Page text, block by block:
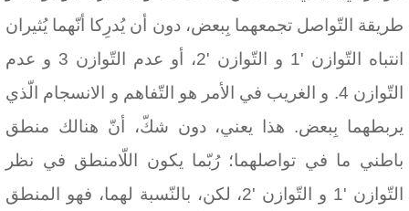
طريقة التّواصل تجمعهما بِبعض، دون أن يُدرِكا أنّهما يُثيران
انتباه التّوازن '1 و التّوازن '2، أو عدم التّوازن 3 و عدم
التّوازن 4. و الغريب في الأمر هو التّفاهم و الانسجام الّذي
يربطهما بِبعض. هذا يعني، دون شكّ، أنّ هنالك منطق
باطني ما في تواصلهما؛ رُبّما يكون اللّامنطق في نظر
التّوازن '1 و التّوازن '2، لكن، بالنّسبة لهما، فهو المنطق